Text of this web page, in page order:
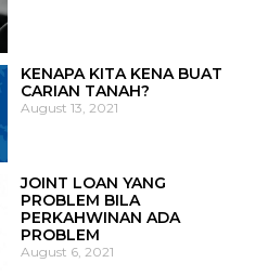
KENAPA KITA KENA BUAT
CARIAN TANAH?
August 13, 2021
JOINT LOAN YANG
PROBLEM BILA
PERKAHWINAN ADA
PROBLEM
August 6, 2021